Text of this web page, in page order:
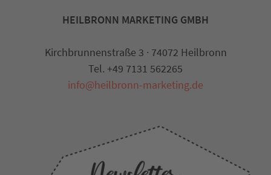
HEILBRONN MARKETING GMBH
Kirchbrunnenstraße 3 · 74072 Heilbronn
Tel. +49 7131 562265
info@heilbronn-marketing.de